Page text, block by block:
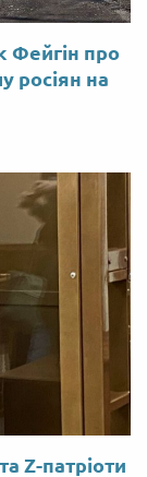
Фейгін про
росіян на
Z-патріоти